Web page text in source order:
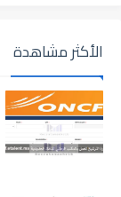
الأكثر مشاهدة